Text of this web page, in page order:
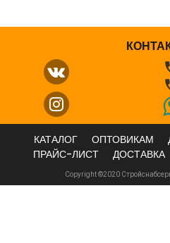
КАТАЛОГ ОПТОВИКАМ
ПРАЙС-ЛИСТ
ДОСТАВКА
Copyright ©2020